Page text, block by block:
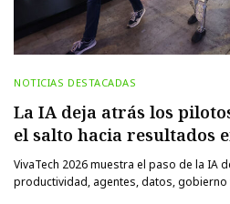
NOTICIAS DESTACADAS
La IA deja atrás los
el salto hacia resultados
VivaTech 2026 muestra el paso de la IA
productividad, agentes, datos,